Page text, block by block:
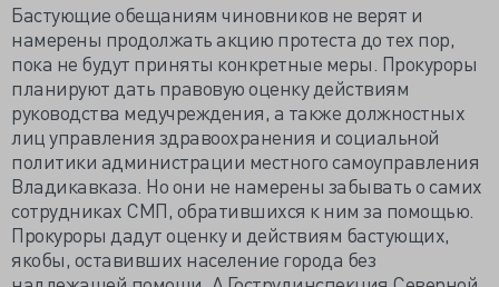
Бастующие обещаниям чиновников не верят и
намерены продолжать акцию протеста до тех пор,
пока не будут приняты конкретные меры. Прокуроры
планируют дать правовую оценку действиям
руководства медучреждения, а также должностных
лиц управления здравоохранения и социальной
политики администрации местного самоуправления
Владикавказа. Но они не намерены забывать о самих
сотрудниках СМП, обратившихся к ним за помощью.
Прокуроры дадут оценку и действиям бастующих,
якобы, оставивших население города без